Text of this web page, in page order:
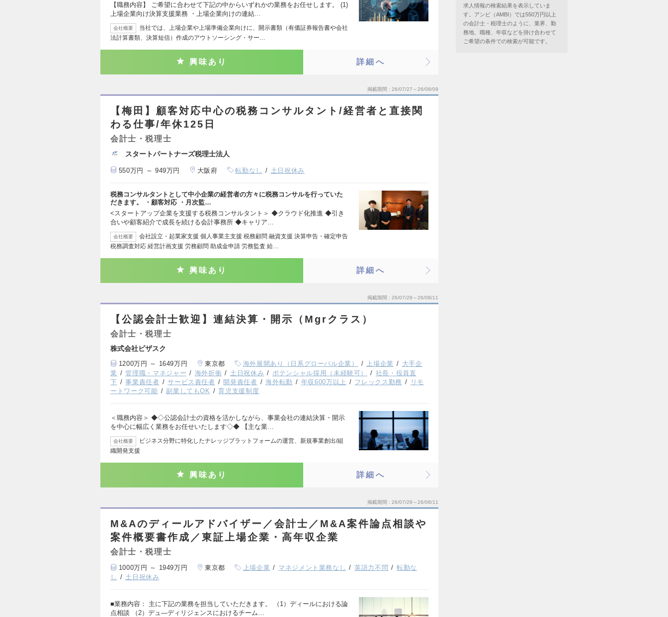
【職務内容】 ご希望に合わせて下記の中からいずれかの業務をお任せします。 (1)
上場企業向け決算支援業務 ・上場企業向けの連結…
会社概要
当社では、上場企業や上場準備企業向けに、開示書類（有価証券報告書や会社
法計算書類、決算短信）作成のアウトソーシング・サー…
興味あり 詳細へ
掲載期間 26/07/27～26/08/09
【梅田】顧客対応中心の税務コンサルタント/経営者と直接関
わる仕事/年休125日
会計士・税理士
スタートパートナーズ税理士法人
550万円 ～ 949万円 大阪府 転勤なし 土日祝休み
税務コンサルタントとして中小企業の経営者の方々に税務コンサルを行っていた
だきます。 ・顧客対応 ・月次監…
<スタートアップ企業を支援する税務コンサルタント＞ ◆クラウド化推進 ◆引き
合いや顧客紹介で成長を続ける会計事務所 ◆キャリア…
会社概要
会社設立・起業家支援 個人事業主支援 税務顧問 融資支援 決算申告・確定申告
税務調査対応 経営計画支援 労務顧問 助成金申請 労務監査 給…
興味あり 詳細へ
掲載期間 26/07/29～26/08/11
【公認会計士歓迎】連結決算・開示（Mgrクラス）
会計士・税理士
株式会社ビザスク
1200万円 ～ 1649万円 東京都 海外展開あり（日系グローバル企業） 上場企業
大手企
業
管理職・マネジャー 海外折衝 土日祝休み ポテンシャル採用（未経験可）
社長・役員直
下
事業責任者 サービス責任者 開発責任者 海外転勤 年収600万以上 フレックス勤務
リモ
ートワーク可能
副業してもOK 育児支援制度
＜職務内容＞ ◆◇公認会計士の資格を活かしながら、事業会社の連結決算・開示
を中心に幅広く業務をお任せいたします◇◆ 【主な業…
会社概要
ビジネス分野に特化したナレッジプラットフォームの運営、新規事業創出/組
織開発支援
興味あり 詳細へ
掲載期間 26/07/29～26/08/11
M&Aのディールアドバイザー／会計士／M&A案件論点相談や
案件概要書作成／東証上場企業・高年収企業
会計士・税理士
1000万円 ～ 1949万円 東京都 上場企業 マネジメント業務なし 英語力不問
転勤な
し
土日祝休み
■業務内容： 主に下記の業務を担当していただきます。 （1）ディールにおける論
点相談 （2）デュ―ディリジェンスにおけるチーム…
求人情報の検索結果を表示していま
す。アンビ（AMBI）では550万円以上
の会計士・税理士のように、業界、勤
務地、職種、年収などを掛け合わせて
ご希望の条件での検索が可能です。